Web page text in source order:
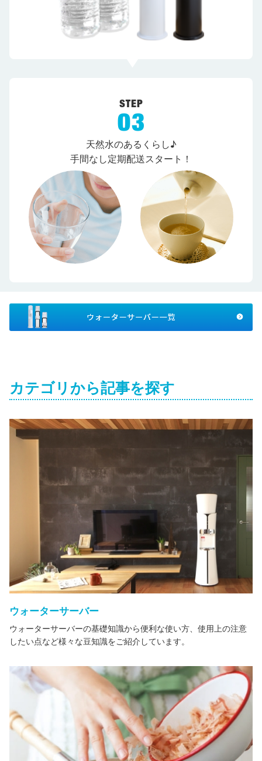
天然水のあるくらし♪
手間なし定期配送スタート！
カテゴリから記事を探す
ウォーターサーバー
ウォーターサーバーの基礎知識から便利な使い方、使用上の注意
したい点など様々な豆知識をご紹介しています。